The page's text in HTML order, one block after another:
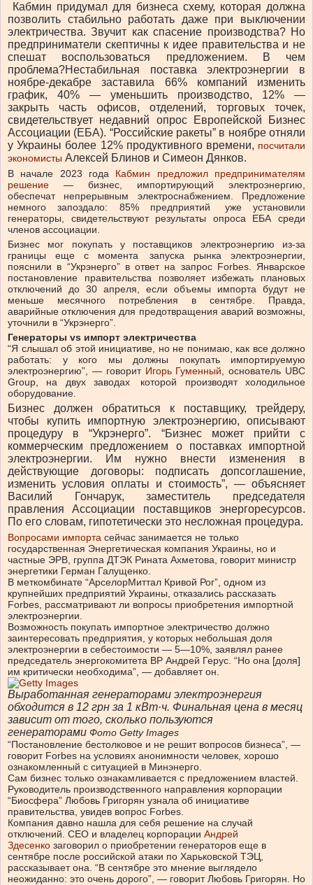
Кабмин придумал для бизнеса схему, которая должна
позволить стабильно работать даже при выключении
электричества. Звучит как спасение производства? Но
предприниматели скептичны к идее правительства и не
спешат воспользоваться предложением. В чем
проблема?Нестабильная поставка электроэнергии в
ноябре-декабре заставила 66% компаний изменить
график, 40% — уменьшить производство, 12% —
закрыть часть офисов, отделений, торговых точек,
свидетельствует недавний опрос Европейской Бизнес
Ассоциации (ЕБА). “Российские ракеты” в ноябре отняли
у Украины более 12% продуктивного времени, посчитали
экономисты Алексей Блинов и Симеон Дянков.
В начале 2023 года Кабмин предложил предпринимателям
решение — бизнес, импортирующий электроэнергию,
обеспечат непрерывным электроснабжением. Предложение
немного запоздало: 85% предприятий
уже установили
генераторы, свидетельствуют результаты опроса ЕБА среди
членов ассоциации.
Бизнес мог покупать у поставщиков электроэнергию из-за
границы еще с момента
запуска рынка электроэнергии,
пояснили в “Укрэнерго” в ответ на запрос Forbes. Январское
постановление правительства позволяет избежать плановых
отключений до 30 апреля, если объемы импорта будут не
меньше месячного потребления в сентябре. Правда,
аварийные отключения для предотвращения аварий возможны,
уточнили в “Укрэнерго”.
Генераторы vs импорт электричества
“Я слышал об этой инициативе, но не понимаю, как все должно
работать: у кого мы должны покупать импортируемую
электроэнергию”, — говорит Игорь Гуменный, основатель UBC
Group, на двух заводах
которой производят холодильное
оборудование.
Бизнес должен обратиться к поставщику, трейдеру,
чтобы купить импортную электроэнергию, описывают
процедуру в “Укрэнерго”. “Бизнес может прийти с
коммерческим предложением о поставках импортной
электроэнергии. Им нужно внести изменения в
действующие договоры: подписать допсоглашение,
изменить условия оплаты и стоимость”, — объясняет
Василий Гончарук, заместитель председателя
правления Ассоциации поставщиков энергоресурсов.
По его словам, гипотетически это несложная процедура.
Вопросами импорта сейчас занимается не только
государственная Энергетическая компания Украины, но и
частные ЭРВ, группа ДТЭК Рината Ахметова, говорит министр
энергетики Герман Галущенко.
В меткомбинате “АрселорМиттал Кривой Рог”, одном из
крупнейших предприятий Украины, отказались рассказать
Forbes, рассматривают ли вопросы приобретения импортной
электроэнергии.
Возможность покупать импортное электричество должно
заинтересовать предприятия, у которых небольшая доля
электроэнергии в себестоимости — 5—10%, заявлял ранее
председатель энергокомитета ВР Андрей Герус. “Но она [доля]
им критически необходима”, — добавляет он.
Выработанная генераторами электроэнергия
обходится в 12 грн за 1 кВт·ч. Финальная цена в месяц
зависит от того, сколько пользуются
генераторами Фото Getty Images
“Постановление бестолковое и не решит вопросов бизнеса”, —
говорит Forbes на условиях анонимности человек, хорошо
ознакомленный с ситуацией в Минэнерго.
Сам бизнес только ознакамливается с предложением властей.
Руководитель производственного направления корпорации
“Биосфера” Любовь Григорян узнала об инициативе
правительства, увидев вопрос Forbes.
Компания давно нашла для себя решение на случай
отключений. СЕО и владелец корпорации Андрей
Здесенко заговорил о приобретении генераторов еще в
сентябре после российской атаки по Харьковской ТЭЦ,
рассказывает она. “В сентябре это мнение выглядело
неожиданно: это очень дорого”, — говорит Любовь Григорян. Но